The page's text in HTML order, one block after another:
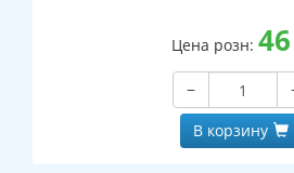
Цена розн: 46
−
В корзину